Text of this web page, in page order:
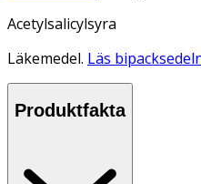
Acetylsalicylsyra
Läkemedel. Läs
Produktfakta